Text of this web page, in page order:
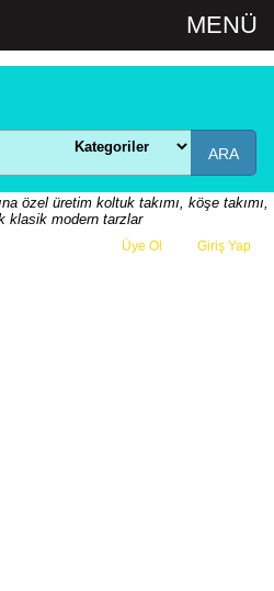
MENÜ
ARA
özel üretim koltuk takımı, köşe takımı,
klasik modern tarzlar
Üye Ol Giriş Yap